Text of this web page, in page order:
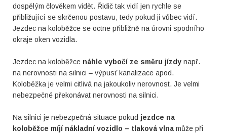
dospělým člověkem vidět. Řidič tak vidí jen rychle se
přibližující se skrčenou postavu, tedy pokud ji vůbec vidí.
Jezdec na koloběžce se octne přibližně na úrovni spodního
okraje oken vozidla.
Jezdec na koloběžce náhle vybočí ze směru jízdy např.
na nerovnosti na silnici – výpusť kanalizace apod.
Koloběžka je velmi citlivá na jakoukoliv nerovnost. Je velmi
nebezpečné překonávat nerovnosti na silnici.
Na silnici je nebezpečná situace pokud jezdce na
koloběžce míjí nákladní vozidlo – tlaková vlna může při